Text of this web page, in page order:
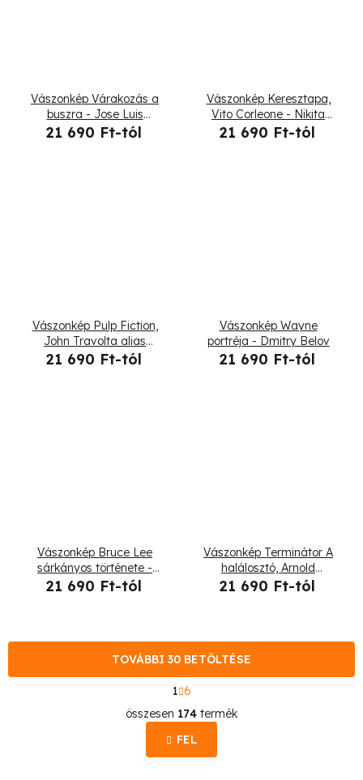
Vászonkép Várakozás a
buszra - Jose Luis
Guerrero
21 690 Ft-tól
Vászonkép Keresztapa,
Vito Corleone - Nikita
Abakumov
21 690 Ft-tól
Vászonkép Pulp Fiction,
John Travolta alias
Vincent Vega - Dmitry
21 690 Ft-tól
Vászonkép Wayne
portréja - Dmitry Belov
21 690 Ft-tól
Vászonkép Bruce Lee
sárkányos története -
Nikita Abakumov
21 690 Ft-tól
Vászonkép Terminátor A
halálosztó, Arnold
Schwarzenegger - Nikita
21 690 Ft-tól
L
i
s
TOVÁBBI 30 BETÖLTÉSE
L
a
p
o
z
1 6
összesen 174 termék
FEL